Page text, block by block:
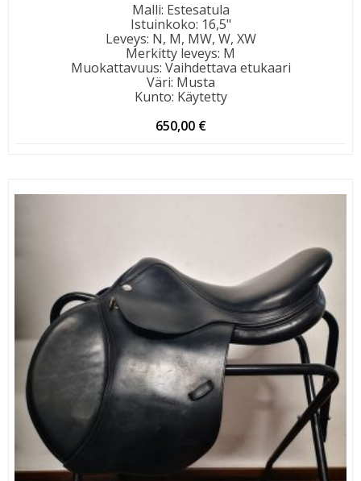
Malli: Estesatula
Istuinkoko: 16,5"
Leveys: N, M, MW, W, XW
Merkitty leveys: M
Muokattavuus: Vaihdettava etukaari
Väri: Musta
Kunto: Käytetty
650,00 €